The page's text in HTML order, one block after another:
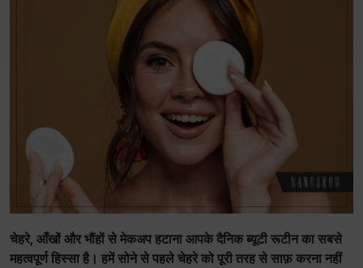
चेहरे, आँखों और भौंहों से मेकअप हटाना आपके दैनिक ब्यूटी रूटीन का सबसे
महत्वपूर्ण हिस्सा है। हमें सोने से पहले चेहरे को पूरी तरह से साफ़ करना नहीं